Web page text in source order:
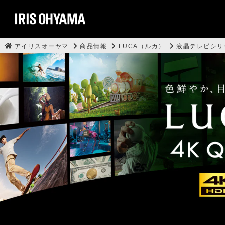
アイリスオーヤマ 商品情報 LUCA（ルカ） 液晶テレビシリ